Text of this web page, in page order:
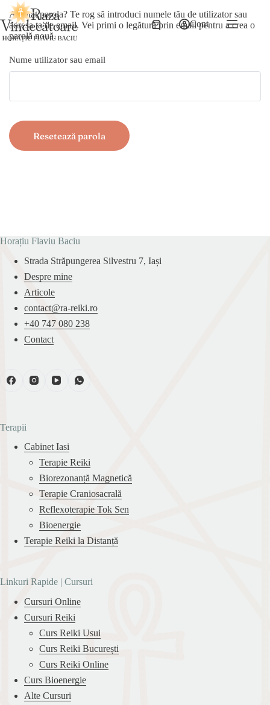
Sari
conținut
Coș
Cont
Ai uitat parola? Te rog să introduci numele tău de utilizator sau
adresa ta de email. Vei primi o legătură prin email pentru a crea o
parolă nouă.
Nume utilizator sau email
Resetează parola
Horațiu Flaviu Baciu
Strada Străpungerea Silvestru 7, Iași
Despre mine
Articole
contact@ra-reiki.ro
+40 747 080 238
Contact
Terapii
Cabinet Iasi
Terapie Reiki
Biorezonanță Magnetică
Terapie Craniosacrală
Reflexoterapie Tok Sen
Bioenergie
Terapie Reiki la Distanță
Linkuri Rapide | Cursuri
Cursuri Online
Cursuri Reiki
Curs Reiki Usui
Curs Reiki București
Curs Reiki Online
Curs Bioenergie
Alte Cursuri